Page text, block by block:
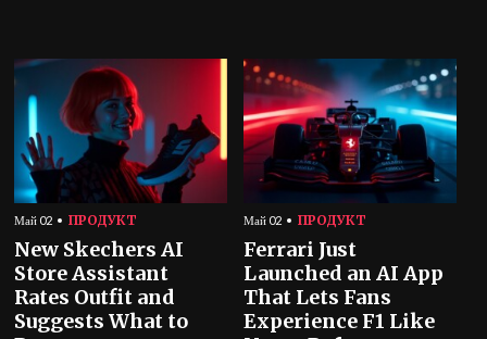
Май 02 ПРОДУКТ
New Skechers AI
Store Assistant
Rates Outfit and
Suggests What to
Май 02 ПРОДУКТ
Ferrari Just
Launched an AI App
That Lets Fans
Experience F1 Like